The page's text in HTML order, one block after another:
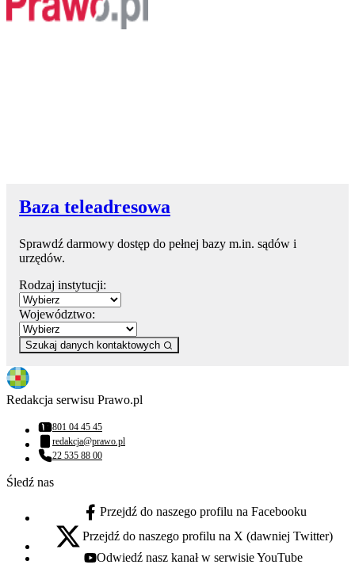
Baza teleadresowa
Sprawdź darmowy dostęp do pełnej bazy m.in. sądów i
urzędów.
Rodzaj instytucji:
Województwo:
Szukaj danych kontaktowych
Redakcja serwisu Prawo.pl
Numer telefonu:
801 04 45 45
Adres email:
redakcja@prawo.pl
Numer telefonu:
22 535 88 00
Śledź nas
facebook - otwiera się w nowej karcie
Przejdź do naszego profilu na Facebooku
x - otwiera się w nowej karcie
Przejdź do naszego profilu na X (dawniej Twitter)
youtube - otwiera się w nowej karcie
Odwiedź nasz kanał w serwisie YouTube